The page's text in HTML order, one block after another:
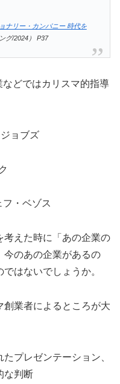
ナリー・カンパニー 時代を
グ/2024） P37
どではカリスマ的指導
ョブズ
・ベゾス
考えた時に「あの企業の
今のあの企業があるの
はないでしょうか。
業者によるところが大
プレゼンテーション、
な判断